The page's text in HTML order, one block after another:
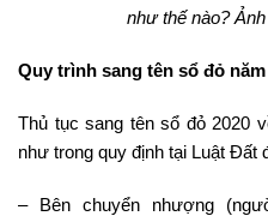
như thế nào?
Quy trình sang tên sổ đỏ năm
Thủ tục sang tên sổ đỏ 2020
như trong quy định tại Luật Đất
– Bên chuyển nhượng